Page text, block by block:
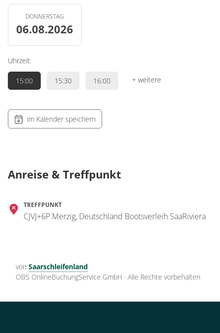
DONNERSTAG
06.08.2026
Uhrzeit:
15:00 15:30 16:00 + weitere
im Kalender speichern
Anreise & Treffpunkt
TREFFPUNKT
CJVJ+6P Merzig, Deutschland Bootsverleih SaaRiviera
von Saarschleifenland
OBS OnlineBuchungService GmbH · Alle Rechte vorbehalten